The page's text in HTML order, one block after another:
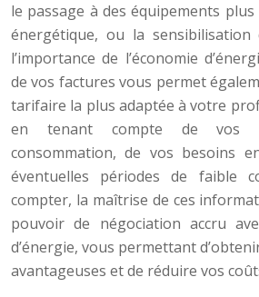
le passage à des équipements
énergétique, ou la sensibilisation
l’importance de l’économie
de vos factures vous permet
tarifaire la plus adaptée à votre
en tenant compte de vos
consommation, de vos besoins
éventuelles périodes de faible
compter, la maîtrise de ces
pouvoir de négociation accru
d’énergie, vous permettant
avantageuses et de réduire vos